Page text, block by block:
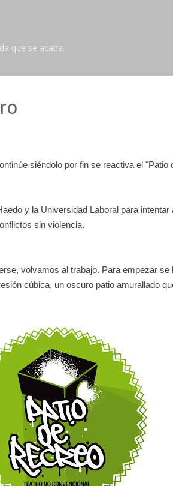
que se acaba.
siéndolo por fin se reactiva el
y la Universidad Laboral para
sin violencia.
volvamos al trabajo. Para empezar
cúbica, un oscuro patio amurallado